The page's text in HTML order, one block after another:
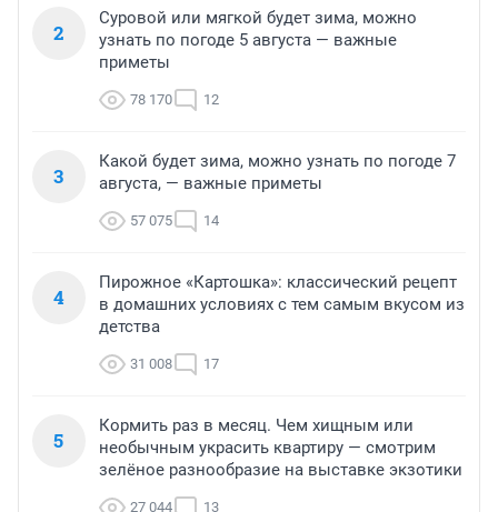
2
Суровой или мягкой будет зима, можно
узнать по погоде 5 августа — важные
приметы
78 170 12
3
Какой будет зима, можно узнать по погоде 7
августа, — важные приметы
57 075 14
4
Пирожное «Картошка»: классический рецепт
в домашних условиях с тем самым вкусом из
детства
31 008 17
5
Кормить раз в месяц. Чем хищным или
необычным украсить квартиру — смотрим
зелёное разнообразие на выставке экзотики
27 044 13